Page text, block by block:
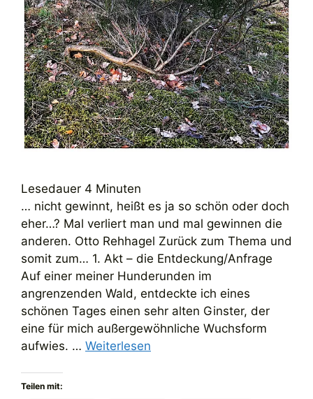
Lesedauer 4 Minuten
… nicht gewinnt, heißt es ja so schön oder doch
eher…? Mal verliert man und mal gewinnen die
anderen. Otto Rehhagel Zurück zum Thema und
somit zum… 1. Akt – die Entdeckung/Anfrage
Auf einer meiner Hunderunden im
angrenzenden Wald, entdeckte ich eines
schönen Tages einen sehr alten Ginster, der
eine für mich außergewöhnliche Wuchsform
aufwies. … Weiterlesen
Teilen mit: